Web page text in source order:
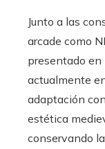
Junto a las
arcade como
presentado en
actualmente
adaptación
estética
conservando